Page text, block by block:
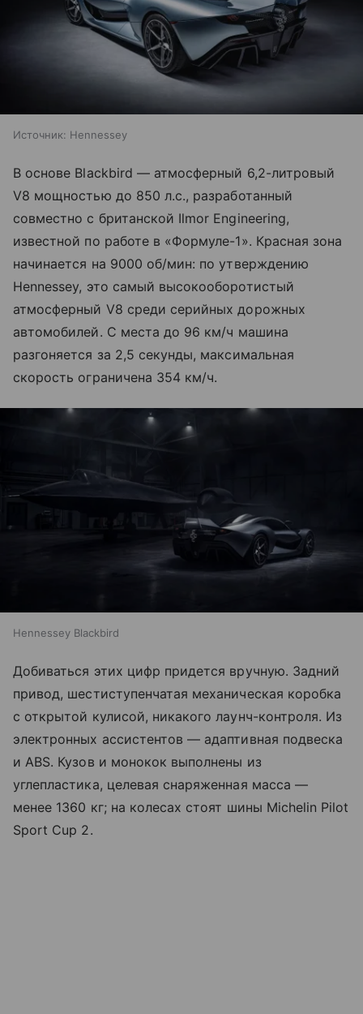
Источник: Hennessey
В основе Blackbird — атмосферный 6,2-литровый
V8 мощностью до 850 л.с., разработанный
совместно с британской Ilmor Engineering,
известной по работе в «Формуле-1». Красная зона
начинается на 9000 об/мин: по утверждению
Hennessey, это самый высокооборотистый
атмосферный V8 среди серийных дорожных
автомобилей. С места до 96 км/ч машина
разгоняется за 2,5 секунды, максимальная
скорость ограничена 354 км/ч.
Hennessey Blackbird
Добиваться этих цифр придется вручную. Задний
привод, шестиступенчатая механическая коробка
с открытой кулисой, никакого лаунч-контроля. Из
электронных ассистентов — адаптивная подвеска
и ABS. Кузов и монокок выполнены из
углепластика, целевая снаряженная масса —
менее 1360 кг; на колесах стоят шины Michelin Pilot
Sport Cup 2.